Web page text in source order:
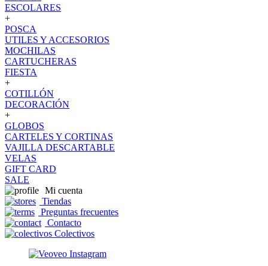
ESCOLARES
+
POSCA
UTILES Y ACCESORIOS
MOCHILAS
CARTUCHERAS
FIESTA
+
COTILLÓN
DECORACIÓN
+
GLOBOS
CARTELES Y CORTINAS
VAJILLA DESCARTABLE
VELAS
GIFT CARD
SALE
Mi cuenta
Tiendas
Preguntas frecuentes
Contacto
Colectivos